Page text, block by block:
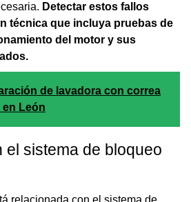
Detectar estos fallos
técnica que incluya pruebas de
del motor y sus
de lavadora con correa
León
el sistema de bloqueo
relacionada con el sistema de